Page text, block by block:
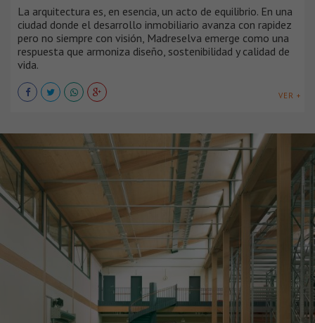
La arquitectura es, en esencia, un acto de equilibrio. En una
ciudad donde el desarrollo inmobiliario avanza con rapidez
pero no siempre con visión, Madreselva emerge como una
respuesta que armoniza diseño, sostenibilidad y calidad de
vida.
VER +